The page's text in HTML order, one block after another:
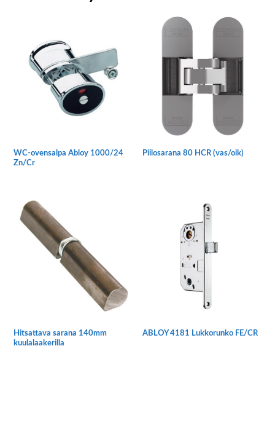
WC-ovensalpa Abloy 1000/24
Zn/Cr
Piilosarana 80 HCR (vas/oik)
Hitsattava sarana 140mm
kuulalaakerilla
ABLOY 4181 Lukkorunko FE/CR